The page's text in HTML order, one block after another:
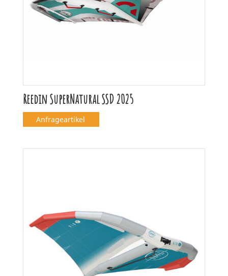
Reedin SuperNatural SSD 2025
Anfrageartikel